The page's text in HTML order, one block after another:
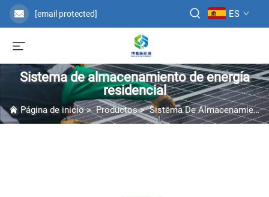
[email protected] ES
Sistema de almacenamiento de energía
residencial
Página de inicio>Productos>Sistema De Almacenamiento De Energía